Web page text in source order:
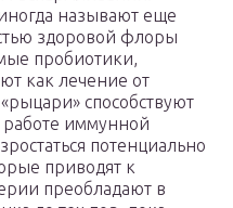
называют еще
здоровой флоры
пробиотики,
как лечение от
способствуют
иммунной
потенциально
приводят к
преобладают в